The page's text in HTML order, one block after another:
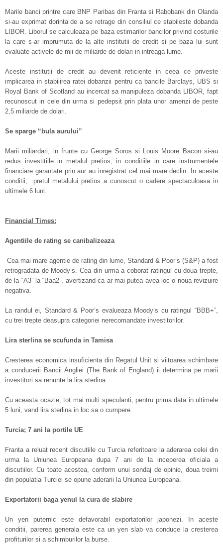
Marile banci printre care BNP Paribas din Franta si Rabobank din Olanda
si-au exprimat dorinta de a se retrage din consiliul ce stabileste dobanda
LIBOR. Liborul se calculeaza pe baza estimarilor bancilor privind costurile
la care s-ar imprumuta de la alte institutii de credit si pe baza lui sunt
evaluate activele de mii de miliarde de dolari in intreaga lume.
Aceste institutii de credit au devenit reticiente in ceea ce priveste
implicarea in stabilirea ratei dobanzii pentru ca bancile Barclays, UBS si
Royal Bank of Scotland au incercat sa manipuleza dobanda LIBOR, fapt
recunoscut in cele din urma si pedepsit prin plata unor amenzi de peste
2,5 miliarde de dolari.
Se sparge “bula aurului”
Marii miliardari, in frunte cu George Soros si Louis Moore Bacon si-au
redus investitiile in metalul pretios, in conditiile in care instrumentele
financiare garantate prin aur au inregistrat cel mai mare declin. In aceste
conditii, pretul metalului pretios a cunoscut o cadere spectaculoasa in
ultimele 6 luni.
Financial Times:
Agentiile de rating se canibalizeaza
Cea mai mare agentie de rating din lume, Standard & Poor’s (S&P) a fost
retrogradata de Moody’s. Cea din urma a coborat ratingul cu doua trepte,
de la “A3” la “Baa2”, avertizand ca ar mai putea avea loc o noua revizuire
negativa.
La randul ei, Standard & Poor’s evalueaza Moody’s cu ratingul “BBB+”,
cu trei trepte deasupra categoriei nerecomandate investitorilor.
Lira sterlina se scufunda in Tamisa
Cresterea economica insuficienta din Regatul Unit si viitoarea schimbare
a conducerii Bancii Angliei (The Bank of England) ii determina pe marii
investitori sa renunte la lira sterlina.
Cu aceasta ocazie, tot mai multi speculanti, pentru prima data in ultimele
5 luni, vand lira sterlina in loc sa o cumpere.
Turcia; 7 ani la portile UE
Franta a reluat recent discutiile cu Turcia referitoare la aderarea celei din
urma la Uniunea Europeana dupa 7 ani de la inceperea oficiala a
discutiilor. Cu toate acestea, conform unui sondaj de opinie, doua treimi
din populatia Turciei se opune aderarii la Uniunea Europeana.
Exportatorii baga yenul la cura de slabire
Un yen puternic este defavorabil exportatorilor japonezi. In aceste
conditii, parerea generala este ca un yen slab va conduce la cresterea
profiturilor si a schimburilor la burse.